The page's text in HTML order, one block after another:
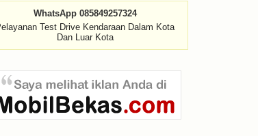
WhatsApp 085849257324
Test Drive Kendaraan Dalam Kota
Dan Luar Kota